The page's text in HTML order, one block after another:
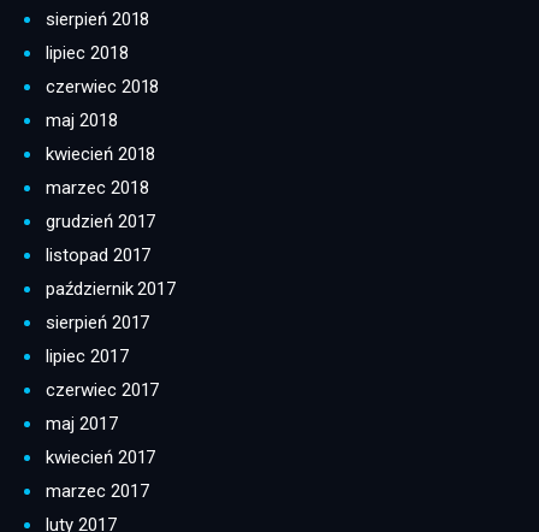
sierpień 2018
lipiec 2018
czerwiec 2018
maj 2018
kwiecień 2018
marzec 2018
grudzień 2017
listopad 2017
październik 2017
sierpień 2017
lipiec 2017
czerwiec 2017
maj 2017
kwiecień 2017
marzec 2017
luty 2017